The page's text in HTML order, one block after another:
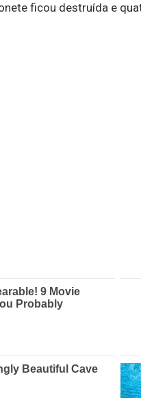
ficou destruída e